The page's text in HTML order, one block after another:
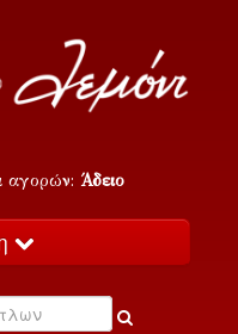
αγορών: Άδειο